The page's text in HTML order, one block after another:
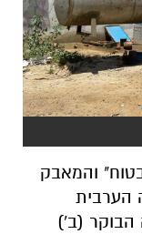
והמאבק
הערבית
הבוקר (ב')